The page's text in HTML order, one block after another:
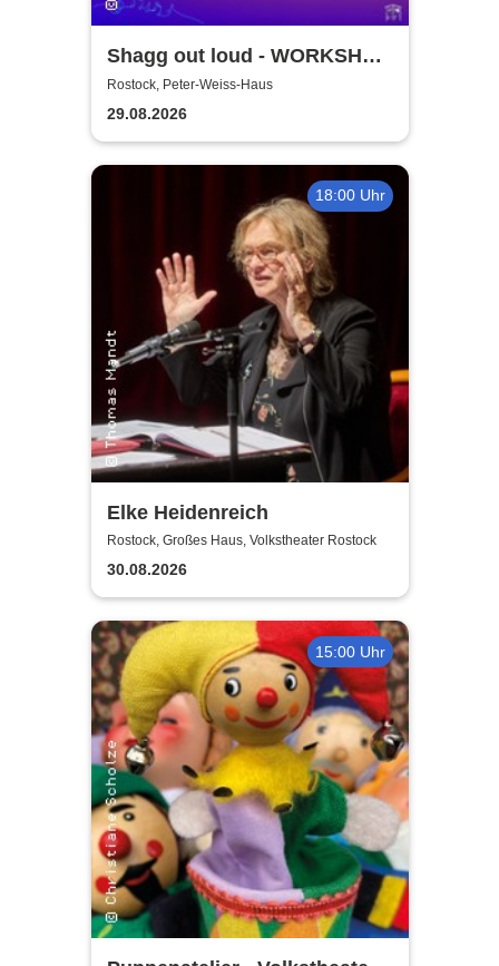
Shagg out loud - WORKSHOP
+ Social Dance | Peter Weiss
Haus Rostock
Rostock, Peter-Weiss-Haus
29.08.2026
18:00 Uhr
Elke Heidenreich
Rostock, Großes Haus, Volkstheater Rostock
30.08.2026
15:00 Uhr